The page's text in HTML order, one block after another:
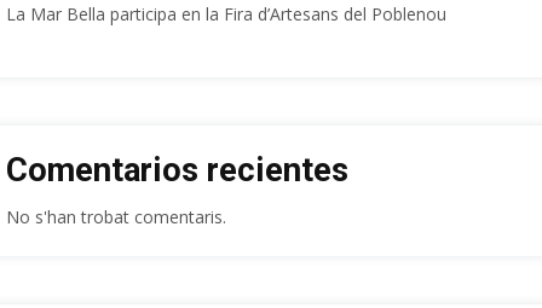
La Mar Bella participa en la Fira d’Artesans del Poblenou
Comentarios recientes
No s'han trobat comentaris.